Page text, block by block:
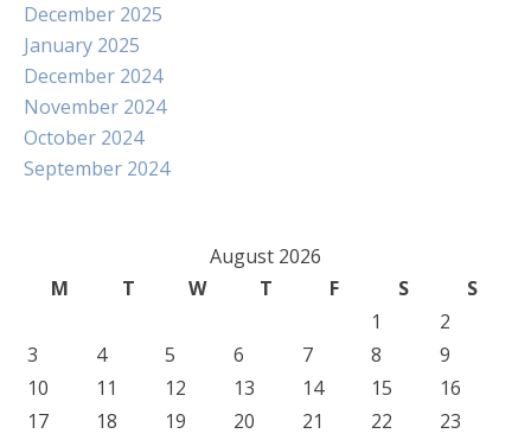
December 2025
January 2025
December 2024
November 2024
October 2024
September 2024
August 2026
M
T W T F S
S
1
2
3
4 5 6 7 8
9
10
11 12 13 14 15
16
17
18 19 20 21 22
23